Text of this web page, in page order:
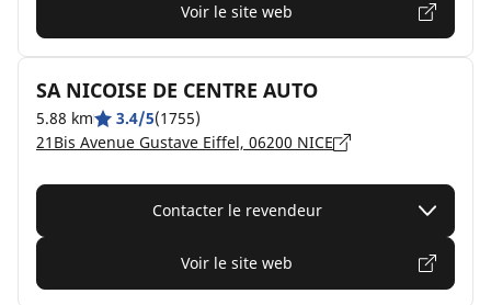
Voir le site web
SA NICOISE DE CENTRE AUTO
5.88 km 3.4/5(1755)
21Bis Avenue Gustave Eiffel, 06200 NICE
Contacter le revendeur
Voir le site web